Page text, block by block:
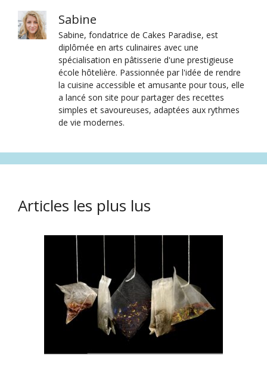
Sabine
Sabine, fondatrice de Cakes Paradise, est
diplômée en arts culinaires avec une
spécialisation en pâtisserie d'une prestigieuse
école hôtelière. Passionnée par l'idée de rendre
la cuisine accessible et amusante pour tous, elle
a lancé son site pour partager des recettes
simples et savoureuses, adaptées aux rythmes
de vie modernes.
Articles les plus lus